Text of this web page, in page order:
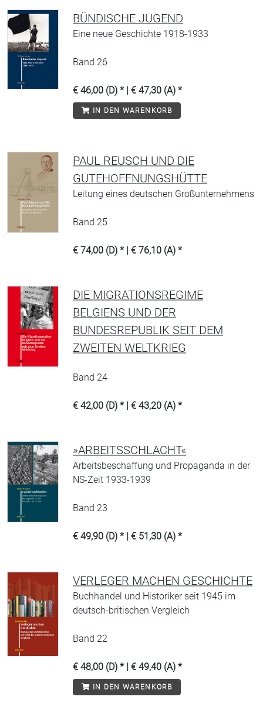
BÜNDISCHE JUGEND
Eine neue Geschichte 1918-1933
Band 26
€ 46,00 (D) * | € 47,30 (A) *
IN DEN WARENKORB
PAUL REUSCH UND DIE
GUTEHOFFNUNGSHÜTTE
Leitung eines deutschen Großunternehmens
Band 25
€ 74,00 (D) * | € 76,10 (A) *
DIE MIGRATIONSREGIME
BELGIENS UND DER
BUNDESREPUBLIK SEIT DEM
ZWEITEN WELTKRIEG
Band 24
€ 42,00 (D) * | € 43,20 (A) *
»ARBEITSSCHLACHT«
Arbeitsbeschaffung und Propaganda in der
NS-Zeit 1933-1939
Band 23
€ 49,90 (D) * | € 51,30 (A) *
VERLEGER MACHEN GESCHICHTE
Buchhandel und Historiker seit 1945 im
deutsch-britischen Vergleich
Band 22
€ 48,00 (D) * | € 49,40 (A) *
IN DEN WARENKORB